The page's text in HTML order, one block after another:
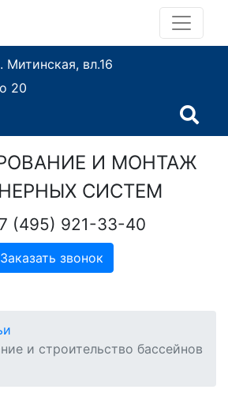
Митинская, вл.16
20
И МОНТАЖ
СИСТЕМ
(495) 921-33-40
Заказать звонок
и строительство бассейнов